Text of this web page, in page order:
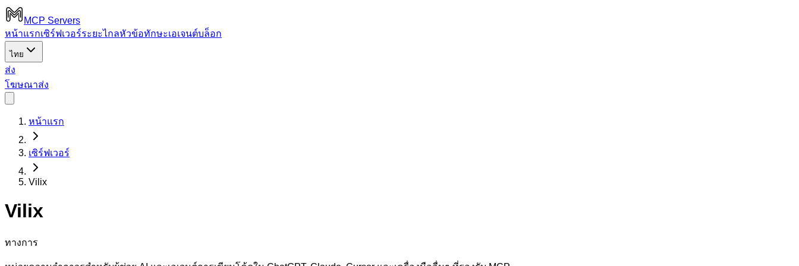
MCP Servers
หน้าแรกเซิร์ฟเวอร์ระยะไกลหัวข้อทักษะเอเจนต์บล็อก
ไทย
ส่ง
โฆษณาส่ง
หน้าแรก
เซิร์ฟเวอร์
Vilix
Vilix
ทางการ